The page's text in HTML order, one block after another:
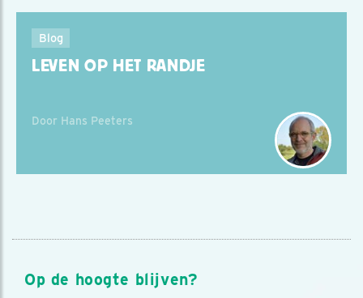
Blog
LEVEN OP HET RANDJE
Door Hans Peeters
Op de hoogte blijven?